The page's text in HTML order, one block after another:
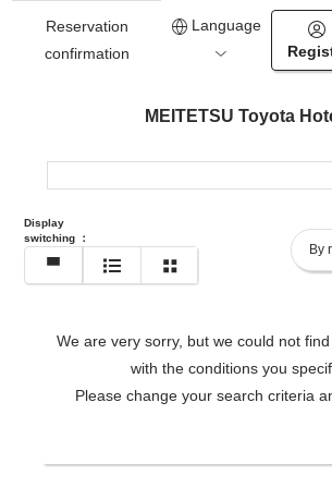
Reservation
confirmation
Language
MEITETSU Toyota
Display
switching ：
We are very sorry, but we could not
with the conditions you
Please change your search criteria